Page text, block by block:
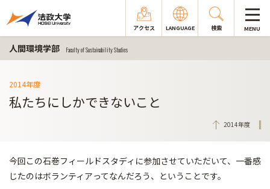
アクセス LANGUAGE 検索 MENU
人間環境学部 Faculty of Sustainability Studies
2014年度
私たちにしかできないこと
2014年度
今回この石巻フィールドスタディに参加させていただいて、一番感
じたのはボランティアってなんだろう、ということです。